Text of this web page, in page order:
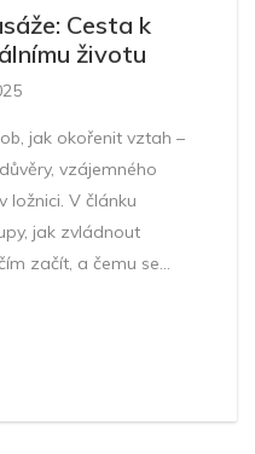
Cesta k
životu
jak okořenit vztah –
vzájemného
ložnici. V článku
jak zvládnout
začít, a čemu se
správná atmosféra
srozumitelně a s